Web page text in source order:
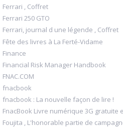
Ferrari , Coffret
Ferrari 250 GTO
Ferrari, journal d une légende , Coffret
Fête des livres à La Ferté-Vidame
Finance
Financial Risk Manager Handbook
FNAC.COM
fnacbook
fnacbook : La nouvelle façon de lire !
FnacBook Livre numérique 3G gratuite
Foujita , L'honorable partie de